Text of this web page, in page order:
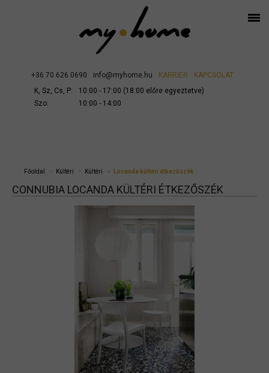
+36 70 626 0690 info@myhome.hu KARRIER
KAPCSOLAT
K, Sz, Cs, P:
10:00 - 17:00 (18:00 előre egyeztetve)
Szo:
10:00 - 14:00
Főoldal Kültéri Kültéri Locanda kültéri étkezőszék
CONNUBIA LOCANDA KÜLTÉRI ÉTKEZŐSZÉK